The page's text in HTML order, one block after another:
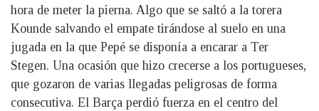
hora de meter la pierna. Algo que se saltó a la torera
Kounde salvando el empate tirándose al suelo en una
jugada en la que Pepé se disponía a encarar a Ter
Stegen. Una ocasión que hizo crecerse a los portugueses,
que gozaron de varias llegadas peligrosas de forma
consecutiva. El Barça perdió fuerza en el centro del